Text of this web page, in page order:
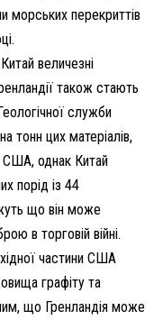
морських перекриттів
величезні
також стають
служби
тонн цих матеріалів,
США, однак Китай
порід із 44
що він може
в торговій війні.
частини США
графіту та
що Гренландія може